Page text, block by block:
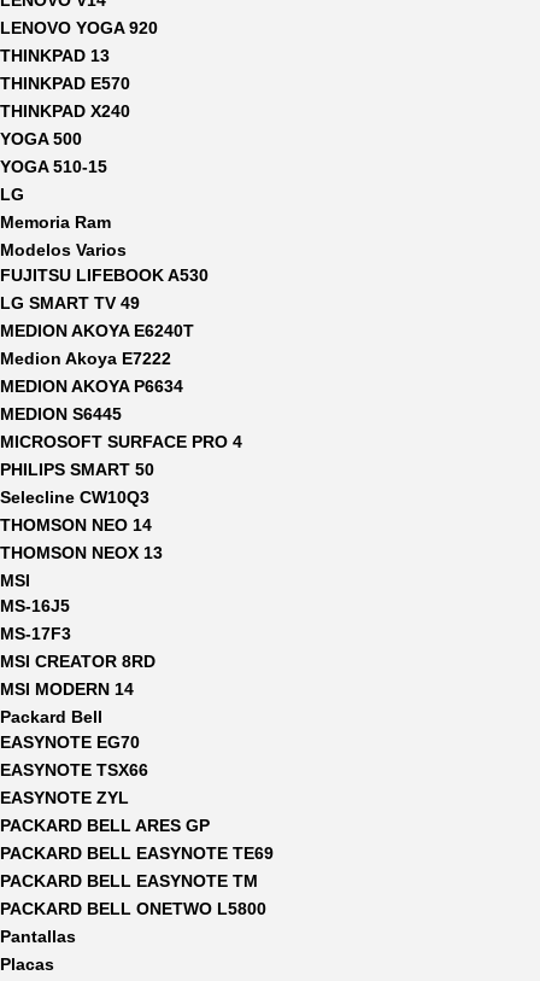
LENOVO YOGA 920
THINKPAD 13
THINKPAD E570
THINKPAD X240
YOGA 500
YOGA 510-15
LG
Memoria Ram
Modelos Varios
FUJITSU LIFEBOOK A530
LG SMART TV 49
MEDION AKOYA E6240T
Medion Akoya E7222
MEDION AKOYA P6634
MEDION S6445
MICROSOFT SURFACE PRO 4
PHILIPS SMART 50
Selecline CW10Q3
THOMSON NEO 14
THOMSON NEOX 13
MSI
MS-16J5
MS-17F3
MSI CREATOR 8RD
MSI MODERN 14
Packard Bell
EASYNOTE EG70
EASYNOTE TSX66
EASYNOTE ZYL
PACKARD BELL ARES GP
PACKARD BELL EASYNOTE TE69
PACKARD BELL EASYNOTE TM
PACKARD BELL ONETWO L5800
Pantallas
Placas